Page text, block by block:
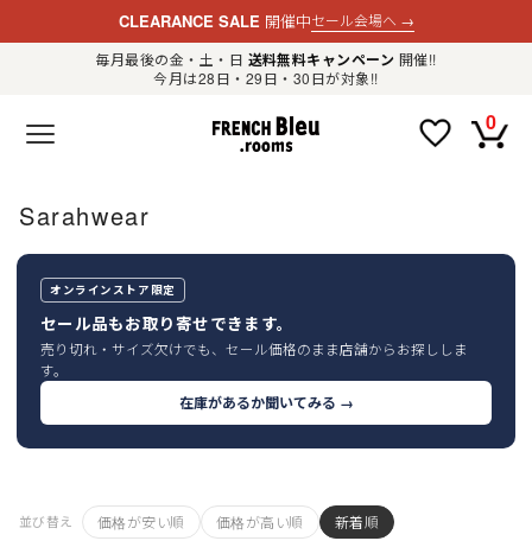
CLEARANCE SALE 開催中セール会場へ →
毎月最後の金・土・日 送料無料キャンペーン 開催!!
今月は28日・29日・30日が対象!!
F
R
e
o
m
式
通
セ
ト
シ
ョ
0
ログイン
LADIES
MENS
GOODS
Sarahwear
オンラインストア限定
セール品もお取り寄せできます。
売り切れ・サイズ欠けでも、セール価格のまま店舗からお探ししま
す。
在庫があるか聞いてみる →
並び替え 価格が安い順 価格が高い順 新着順